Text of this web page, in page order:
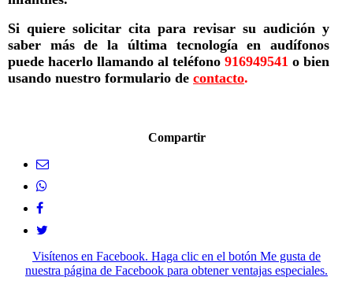
Si quiere solicitar cita para revisar su audición y
saber más de la última tecnología en audífonos
puede hacerlo llamando al teléfono 916949541 o bien
usando nuestro formulario de contacto.
Compartir
Visítenos en Facebook. Haga clic en el botón Me gusta de
nuestra página de Facebook para obtener ventajas especiales.